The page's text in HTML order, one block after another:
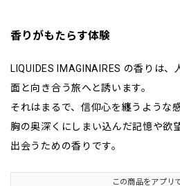
香りがもたらす体験
LIQUIDES IMAGINAIRES の香りは
面と向き合う旅へと誘います。
それはまるで、信仰心を纏うような感
胸の奥深くにしまい込んだ記憶や欲
出会うための香りです。
この商品をアプリ